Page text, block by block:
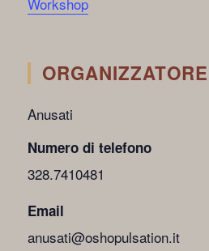
ORGANIZZATORE
Anusati
Numero di telefono
328.7410481
Email
anusati@oshopulsation.it